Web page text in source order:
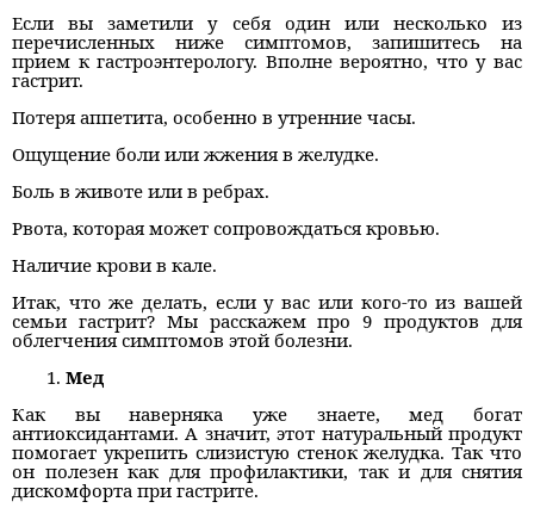
Если вы заметили у себя один или несколько из
перечисленных ниже симптомов, запишитесь на
прием к гастроэнтерологу. Вполне вероятно, что у вас
гастрит.
Потеря аппетита, особенно в утренние часы.
Ощущение боли или жжения в желудке.
Боль в животе или в ребрах.
Рвота, которая может сопровождаться кровью.
Наличие крови в кале.
Итак, что же делать, если у вас или кого-то из вашей
семьи гастрит? Мы расскажем про 9 продуктов для
облегчения симптомов этой болезни.
Мед
Как вы наверняка уже знаете, мед богат
антиоксидантами. А значит, этот натуральный продукт
помогает укрепить слизистую стенок желудка. Так что
он полезен как для профилактики, так и для снятия
дискомфорта при гастрите.